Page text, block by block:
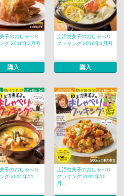
美子のおしゃべり
グ 2016年2月号
購入
上沼恵美子のおしゃべり
クッキング 2016年1月号
購入
美子のおしゃべり
グ 2015年11
上沼恵美子のおしゃべり
クッキング 2015年10
月...